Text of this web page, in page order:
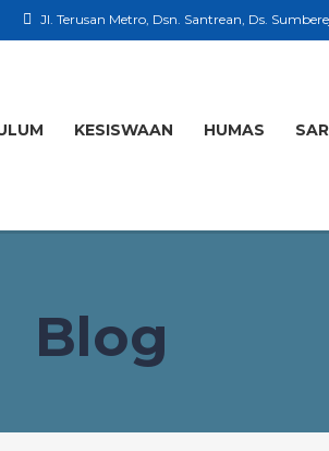
Jl. Terusan Metro, Dsn. Santrean, Ds.
KESISWAAN HUMAS
Blog